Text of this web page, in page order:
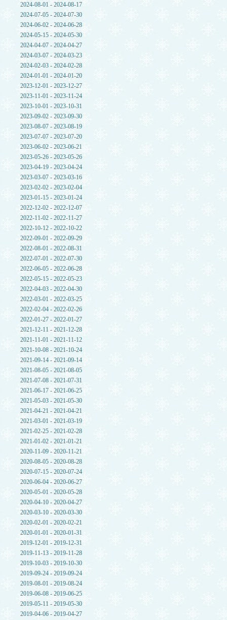
2024-08-01 - 2024-08-17
2024-07-05 - 2024-07-30
2024-06-02 - 2024-06-28
2024-05-15 - 2024-05-30
2024-04-07 - 2024-04-27
2024-03-07 - 2024-03-23
2024-02-03 - 2024-02-28
2024-01-01 - 2024-01-20
2023-12-01 - 2023-12-27
2023-11-01 - 2023-11-24
2023-10-01 - 2023-10-31
2023-09-02 - 2023-09-30
2023-08-07 - 2023-08-19
2023-07-07 - 2023-07-20
2023-06-02 - 2023-06-21
2023-05-26 - 2023-05-26
2023-04-19 - 2023-04-24
2023-03-07 - 2023-03-16
2023-02-02 - 2023-02-04
2023-01-15 - 2023-01-24
2022-12-02 - 2022-12-07
2022-11-02 - 2022-11-27
2022-10-12 - 2022-10-22
2022-09-01 - 2022-09-29
2022-08-01 - 2022-08-31
2022-07-01 - 2022-07-30
2022-06-05 - 2022-06-28
2022-05-15 - 2022-05-23
2022-04-03 - 2022-04-30
2022-03-01 - 2022-03-25
2022-02-04 - 2022-02-26
2022-01-27 - 2022-01-27
2021-12-11 - 2021-12-28
2021-11-01 - 2021-11-12
2021-10-08 - 2021-10-24
2021-09-14 - 2021-09-14
2021-08-05 - 2021-08-05
2021-07-08 - 2021-07-31
2021-06-17 - 2021-06-25
2021-05-03 - 2021-05-30
2021-04-21 - 2021-04-21
2021-03-01 - 2021-03-19
2021-02-25 - 2021-02-28
2021-01-02 - 2021-01-21
2020-11-09 - 2020-11-21
2020-08-05 - 2020-08-28
2020-07-15 - 2020-07-24
2020-06-04 - 2020-06-27
2020-05-01 - 2020-05-28
2020-04-10 - 2020-04-27
2020-03-10 - 2020-03-30
2020-02-01 - 2020-02-21
2020-01-01 - 2020-01-31
2019-12-01 - 2019-12-31
2019-11-13 - 2019-11-28
2019-10-03 - 2019-10-30
2019-09-24 - 2019-09-24
2019-08-01 - 2019-08-24
2019-06-08 - 2019-06-25
2019-05-11 - 2019-05-30
2019-04-06 - 2019-04-27